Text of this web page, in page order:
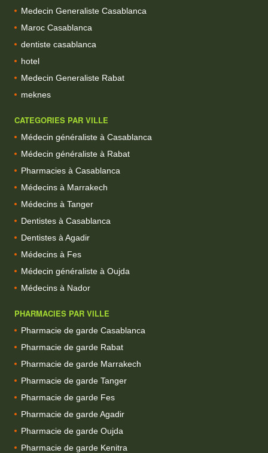
Medecin Generaliste Casablanca
Maroc Casablanca
dentiste casablanca
hotel
Medecin Generaliste Rabat
meknes
CATEGORIES PAR VILLE
Médecin généraliste à Casablanca
Médecin généraliste à Rabat
Pharmacies à Casablanca
Médecins à Marrakech
Médecins à Tanger
Dentistes à Casablanca
Dentistes à Agadir
Médecins à Fes
Médecin généraliste à Oujda
Médecins à Nador
PHARMACIES PAR VILLE
Pharmacie de garde Casablanca
Pharmacie de garde Rabat
Pharmacie de garde Marrakech
Pharmacie de garde Tanger
Pharmacie de garde Fes
Pharmacie de garde Agadir
Pharmacie de garde Oujda
Pharmacie de garde Kenitra